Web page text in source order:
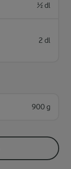
½ dl
2 dl
900 g